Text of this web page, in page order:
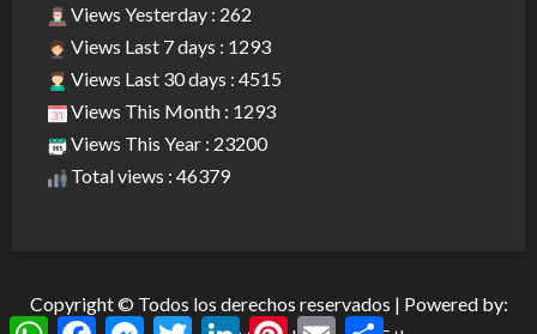
Views Yesterday : 262
Views Last 7 days : 1293
Views Last 30 days : 4515
Views This Month : 1293
Views This Year : 23200
Total views : 46379
Copyright © Todos los derechos reservados | Powered by:
WhatsAppFacebookMessenger
TwitterLinkedInPinterestEmailCompartir